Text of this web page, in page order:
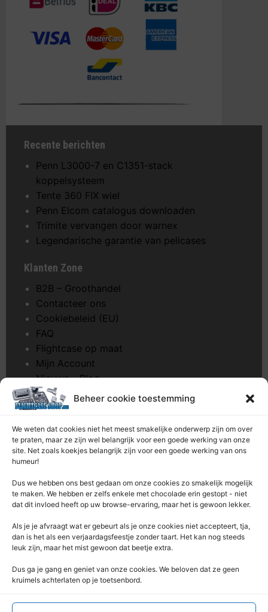
Beheer cookie toestemming
We weten dat cookies niet het meest smakelijke onderwerp zijn om over
te praten, maar ze zijn wel belangrijk voor een goede werking van onze
site. Net zoals koekjes belangrijk zijn voor een goede werking van ons
humeur!
Dus we hebben ons best gedaan om onze cookies zo smakelijk mogelijk
te maken. We hebben er zelfs enkele met chocolade erin gestopt - niet
dat dit invloed heeft op uw browse-ervaring, maar het is gewoon lekker.
Als je je afvraagt ​​wat er gebeurt als je onze cookies niet accepteert, tja,
dan is het als een verjaardagsfeestje zonder taart. Het kan nog steeds
leuk zijn, maar het mist gewoon dat beetje extra.
Dus ga je gang en geniet van onze cookies. We beloven dat ze geen
kruimels achterlaten op je toetsenbord.
Recente berichten
Penn L3000-7 en C1351-stack
koppelsysteem
Tente 360 FIX wiel
Penn Elcom catalogus downloaden
Trimite vervangen door warnex
Legendarische garantie van pelicases
Klanten Zone
B2B – Groothandel
Contacteer ons
Cookiebeleid (EU)
FAQ
Flightcase op maat
Mijn Account
Nieuws – Blog
Onderhoud pagina
Over ons
Privacybeleid
Retourrecht
Winkelwagen
Contacteer Ons
Rentek BV – Protekt
Nieuwpoortlaan 21 / 1
3600 Genk
Limburg – België